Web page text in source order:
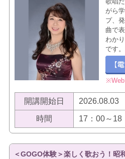
がら
プ、
曲で
わか
です
※Web
開講開始日 2026.08.03
時間 17：00～18
＜GOGO体験＞楽しく歌おう！昭